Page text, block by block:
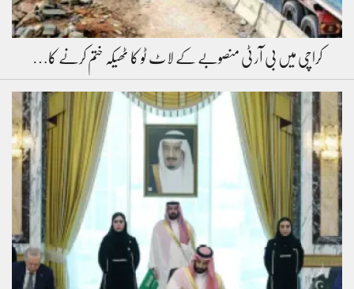
کراچی میں بی آر ٹی منصوبے کے لاٹ ٹو کا ٹھیکہ ختم کرنے کا…